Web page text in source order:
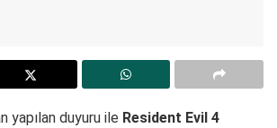
yapılan duyuru ile Resident Evil 4